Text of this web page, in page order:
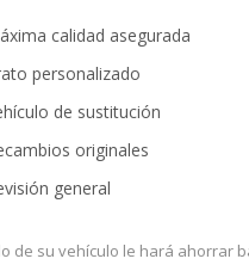
calidad asegurada
personalizado
de sustitución
originales
general
de su vehículo le hará ahorrar